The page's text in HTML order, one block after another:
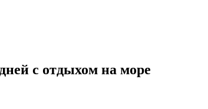
с отдыхом на море